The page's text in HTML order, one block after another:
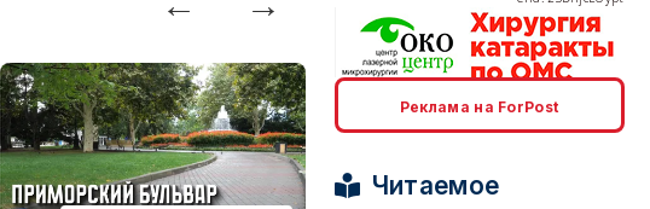
erid: 2SDnjcrDNw6
Реклама на ForPost
Читаемое